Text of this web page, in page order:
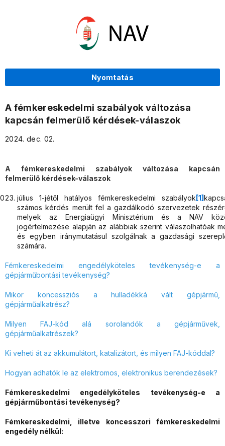
Nyomtatás
A fémkereskedelmi szabályok változása
kapcsán felmerülő kérdések-válaszok
2024. dec. 02.
A fémkereskedelmi szabályok változása kapcsán
felmerülő kérdések-válaszok
július 1-jétől hatályos fémkereskedelmi szabályok [1]
számos kérdés merült fel a gazdálkodó szervezetek
melyek az Energiaügyi Minisztérium és a NAV
jogértelmezése alapján az alábbiak szerint válaszolhatóak
és egyben iránymutatásul szolgálnak a gazdasági
számára.
Fémkereskedelmi engedélyköteles tevékenység-e a
gépjárműbontási tevékenység?
Mikor koncessziós a hulladékká vált gépjármű,
gépjárműalkatrész?
Milyen FAJ-kód alá sorolandók a gépjárművek,
gépjárműalkatrészek?
Ki veheti át az akkumulátort, katalizátort, és milyen FAJ-kóddal?
Hogyan adhatók le az elektromos, elektronikus berendezések?
Fémkereskedelmi engedélyköteles tevékenység-e a
gépjárműbontási tevékenység?
Fémkereskedelmi, illetve koncesszori fémkereskedelmi
engedély nélkül: